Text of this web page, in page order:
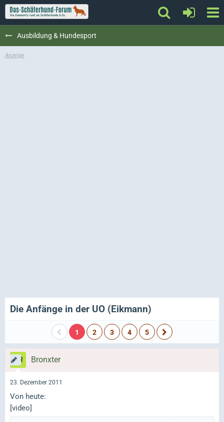
Ausbildung & Hundesport
Die Anfänge in der UO (Eikmann)
1 2 3 4 5
Bronxter
23. Dezember 2011
Von heute:
[video]